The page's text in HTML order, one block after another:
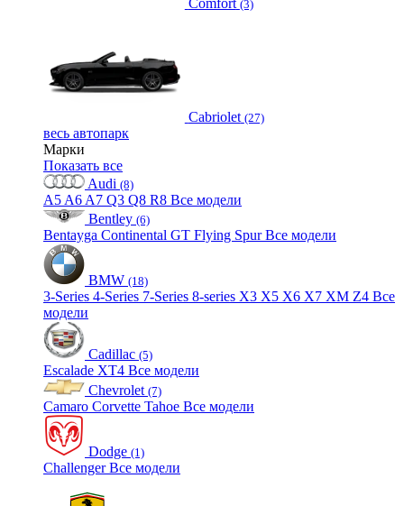
Comfort (3)
Cabriolet (27)
весь автопарк
Марки
Показать все
Audi (8)
A5 A6 A7 Q3 Q8 R8 Все модели
Bentley (6)
Bentayga Continental GT Flying SpurВсе модели
BMW (18)
3-Series 4-Series 7-Series 8-series X3 X5 X6 X7 XM Z4 Все
модели
Cadillac (5)
Escalade XT4 Все модели
Chevrolet (7)
Camaro Corvette Tahoe Все модели
Dodge (1)
ChallengerВсе модели